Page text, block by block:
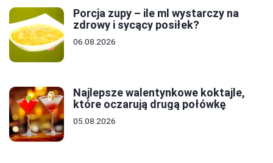
Porcja zupy – ile ml wystarczy na
zdrowy i sycący posiłek?
06.08.2026
Najlepsze walentynkowe koktajle,
które oczarują drugą połówkę
05.08.2026